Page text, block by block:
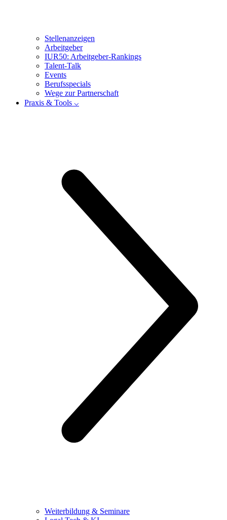
Stellenanzeigen
Arbeitgeber
IUR50: Arbeitgeber-Rankings
Talent-Talk
Events
Berufsspecials
Wege zur Partnerschaft
Praxis & Tools ⌵
Weiterbildung & Seminare